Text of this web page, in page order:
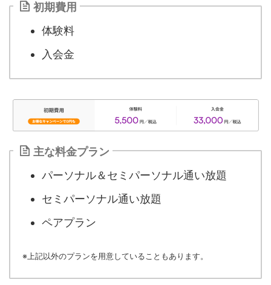
初期費用
体験料
入会金
主な料金プラン
パーソナル＆セミパーソナル通い放題
セミパーソナル通い放題
ペアプラン
※上記以外のプランを用意していることもあります。